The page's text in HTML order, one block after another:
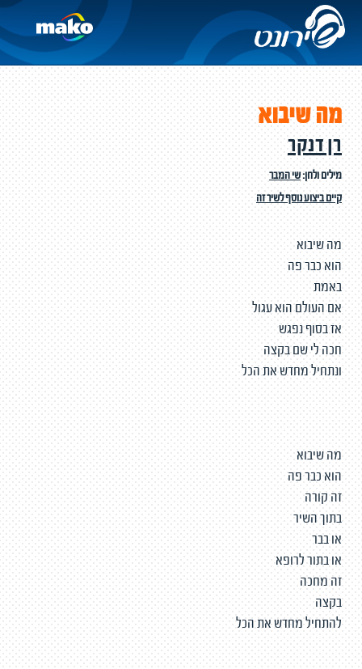
מה שיבוא
רן דנקר
מילים ולחן:שי המבר
קיים ביצוע נוסף לשיר זה
מה שיבוא
הוא כבר פה
באמת
אם העולם הוא עגול
אז בסוף נפגש
חכה לי שם בקצה
ונתחיל מחדש את הכל
מה שיבוא
הוא כבר פה
זה קורה
בתוך השיר
או בבר
או בתור לרופא
זה מחכה
בקצה
להתחיל מחדש את הכל